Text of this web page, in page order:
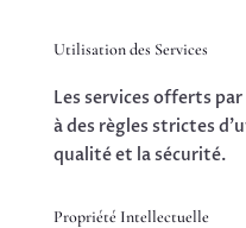
Utilisation des Services
Les services offerts
à des règles strictes
qualité et la sécurité.
Propriété Intellectuelle